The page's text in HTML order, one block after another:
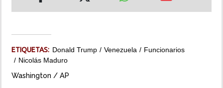
ETIQUETAS: Donald Trump Venezuela
Funcionarios
Nicolás Maduro
Washington / AP